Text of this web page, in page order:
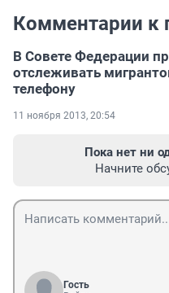
Комментарии к
В Совете Федерации
отслеживать
телефону
11 ноября 2013, 20:54
Пока нет ни
Начните
Гость